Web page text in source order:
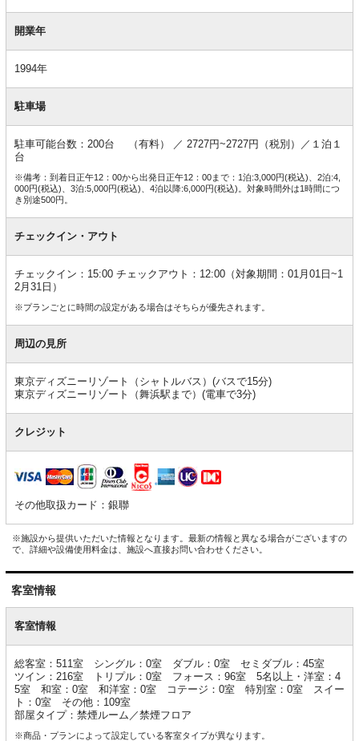
開業年
1994年
駐車場
駐車可能台数：200台 （有料） ／ 2727円~2727円（税別）／１泊１
台
※備考：到着日正午12：00から出発日正午12：00まで：1泊:3,000円(税込)、2泊:4,
000円(税込)、3泊:5,000円(税込)、4泊以降:6,000円(税込)。対象時間外は1時間につ
き別途500円。
チェックイン・アウト
チェックイン：15:00 チェックアウト：12:00（対象期間：01月01日~1
2月31日）
※プランごとに時間の設定がある場合はそちらが優先されます。
周辺の見所
東京ディズニーリゾート（シャトルバス）(バスで15分)
東京ディズニーリゾート（舞浜駅まで）(電車で3分)
クレジット
その他取扱カード：銀聯
※施設から提供いただいた情報となります。最新の情報と異なる場合がございますの
で、詳細や設備使用料金は、施設へ直接お問い合わせください。
客室情報
客
室客室情報
総客室：511室 シングル：0室 ダブル：0室 セミダブル：45室
ツイン：216室 トリプル：0室 フォース：96室 5名以上・洋室：4
5室 和室：0室 和洋室：0室 コテージ：0室 特別室：0室 スイー
ト：0室 その他：109室
部屋タイプ：禁煙ルーム／禁煙フロア
※商品・プランによって設定している客室タイプが異なります。